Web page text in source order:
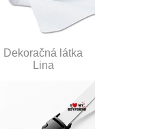
Dekoračná látka
Lina